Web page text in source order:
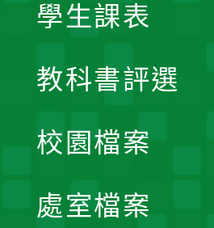
學生課表
教科書評選
校園檔案
處室檔案